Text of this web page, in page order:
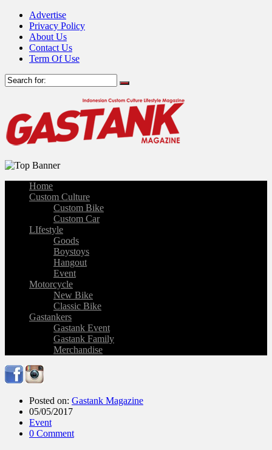
Advertise
Privacy Policy
About Us
Contact Us
Term Of Use
Home
Custom Culture
Custom Bike
Custom Car
LIfestyle
Goods
Boystoys
Hangout
Event
Motorcycle
New Bike
Classic Bike
Gastankers
Gastank Event
Gastank Family
Merchandise
Posted on: Gastank Magazine
05/05/2017
Event
0 Comment